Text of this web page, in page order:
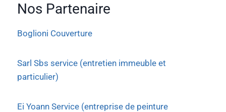
Nos Partenaire
Boglioni Couverture
Sarl Sbs service (entretien immeuble et
particulier)
Ei Yoann Service (entreprise de peinture